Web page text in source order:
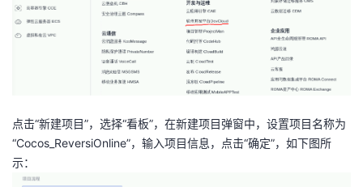
点击“新建项目”，选择“看板”，在新建项目弹窗中，设置项目名称为
“Cocos_ReversiOnline”，输入项目信息，点击“确定”，如下图所
示：